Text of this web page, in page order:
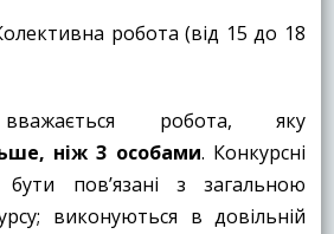
робота (від 15 до 18
робота, яку
ніж 3 особами. Конкурсні
пов’язані з загальною
виконуються в довільній